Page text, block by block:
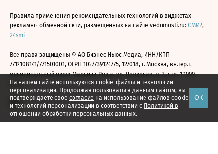
На нашем сайте используются cookie-файлы и технологии
персонализации. Продолжая пользоваться данным сайтом, вы
подтверждаете свое согласие на использование файлов cookie
и технологий персонализации в соответствии с Политикой в
отношении обработки персональных данных.
ОК
Правила применения рекомендательных технологий в виджетах
рекламно-обменной сети, размещенных на сайте vedomosti.ru: СМИ2,
24smi
Все права защищены © АО Бизнес Ньюс Медиа, ИНН/КПП
7712108141/771501001, ОГРН 1027739124775, 127018, г. Москва, вн.тер.г.
муниципальный округ Марьина Роща, ул. Полковая, д. 3, стр. 1 1999—
2026